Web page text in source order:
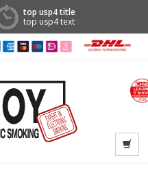
top usp4 title
top usp4 text